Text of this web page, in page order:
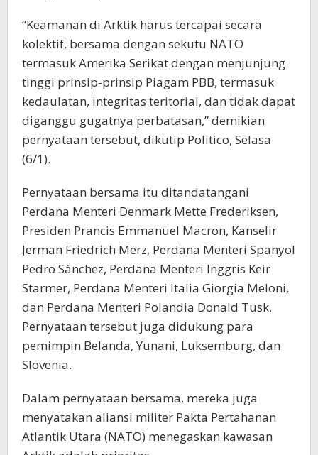
“Keamanan di Arktik harus tercapai secara
kolektif, bersama dengan sekutu NATO
termasuk Amerika Serikat dengan menjunjung
tinggi prinsip-prinsip Piagam PBB, termasuk
kedaulatan, integritas teritorial, dan tidak dapat
diganggu gugatnya perbatasan,” demikian
pernyataan tersebut, dikutip Politico, Selasa
(6/1).
Pernyataan bersama itu ditandatangani
Perdana Menteri Denmark Mette Frederiksen,
Presiden Prancis Emmanuel Macron, Kanselir
Jerman Friedrich Merz, Perdana Menteri Spanyol
Pedro Sánchez, Perdana Menteri Inggris Keir
Starmer, Perdana Menteri Italia Giorgia Meloni,
dan Perdana Menteri Polandia Donald Tusk.
Pernyataan tersebut juga didukung para
pemimpin Belanda, Yunani, Luksemburg, dan
Slovenia.
Dalam pernyataan bersama, mereka juga
menyatakan aliansi militer Pakta Pertahanan
Atlantik Utara (NATO) menegaskan kawasan